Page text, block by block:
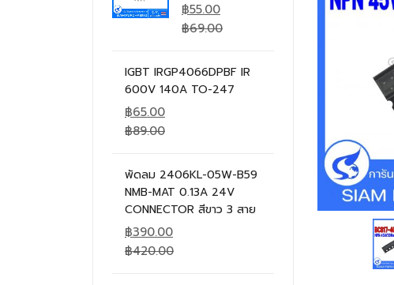
฿55.00
฿69.00
IGBT IRGP4066DPBF IR
600V 140A TO-247
฿65.00
฿89.00
พัดลม 2406KL-05W-B59
NMB-MAT 0.13A 24V
CONNECTOR สีขาว 3 สาย
฿390.00
฿420.00